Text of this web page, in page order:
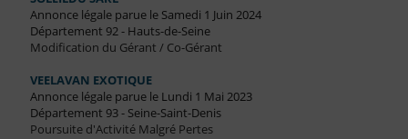
Annonce légale parue le Samedi 1 Juin 2024
Département 92 - Hauts-de-Seine
Modification du Gérant / Co-Gérant
VEELAVAN EXOTIQUE
Annonce légale parue le Lundi 1 Mai 2023
Département 93 - Seine-Saint-Denis
Poursuite d'Activité Malgré Pertes